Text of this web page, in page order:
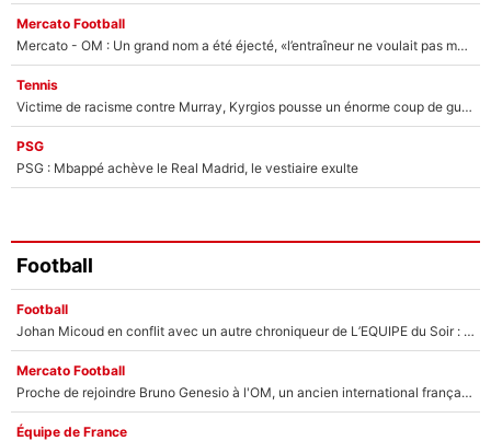
Mercato Football
Mercato - OM : Un grand nom a été éjecté, «l’entraîneur ne voulait pas me conserver»
Tennis
Victime de racisme contre Murray, Kyrgios pousse un énorme coup de gueule !
PSG
PSG : Mbappé achève le Real Madrid, le vestiaire exulte
Football
Football
Johan Micoud en conflit avec un autre chroniqueur de L’EQUIPE du Soir : «Pendant un moment, je ne les ai pas remis ensemble dans l'émission»
Mercato Football
Proche de rejoindre Bruno Genesio à l'OM, un ancien international français va finalement débarquer... sur RMC !
Équipe de France